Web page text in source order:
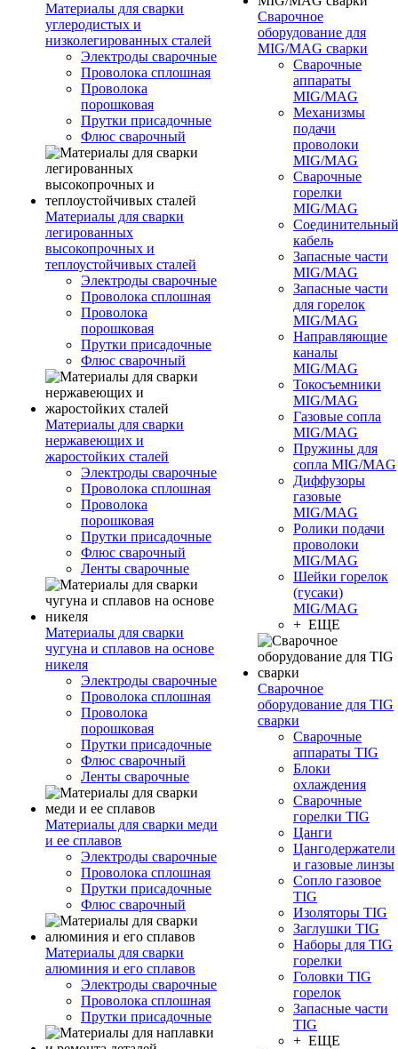
Материалы для сварки
углеродистых и
низколегированных сталей
Электроды сварочные
Проволока сплошная
Проволока
порошковая
Прутки присадочные
Флюс сварочный
Материалы для сварки
легированных
высокопрочных и
теплоустойчивых сталей
Электроды сварочные
Проволока сплошная
Проволока
порошковая
Прутки присадочные
Флюс сварочный
Материалы для сварки
нержавеющих и
жаростойких сталей
Электроды сварочные
Проволока сплошная
Проволока
порошковая
Прутки присадочные
Флюс сварочный
Ленты сварочные
Материалы для сварки
чугуна и сплавов на основе
никеля
Электроды сварочные
Проволока сплошная
Проволока
порошковая
Прутки присадочные
Флюс сварочный
Ленты сварочные
Материалы для сварки меди
и ее сплавов
Электроды сварочные
Проволока сплошная
Прутки присадочные
Флюс сварочный
Материалы для сварки
алюминия и его сплавов
Электроды сварочные
Проволока сплошная
Прутки присадочные
Сварочное
оборудование для
MIG/MAG сварки
Сварочные
аппараты
MIG/MAG
Механизмы
подачи
проволоки
MIG/MAG
Сварочные
горелки
MIG/MAG
Соединительный
кабель
Запасные части
MIG/MAG
Запасные части
для горелок
MIG/MAG
Направляющие
каналы
MIG/MAG
Токосъемники
MIG/MAG
Газовые сопла
MIG/MAG
Пружины для
сопла MIG/MAG
Диффузоры
газовые
MIG/MAG
Ролики подачи
проволоки
MIG/MAG
Шейки горелок
(гусаки)
MIG/MAG
+ ЕЩЕ
Сварочное
оборудование для TIG
сварки
Сварочные
аппараты TIG
Блоки
охлаждения
Сварочные
горелки TIG
Цанги
Цангодержатели
и газовые линзы
Сопло газовое
TIG
Изоляторы TIG
Заглушки TIG
Наборы для TIG
горелки
Головки TIG
горелок
Запасные части
TIG
+ ЕЩЕ